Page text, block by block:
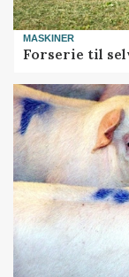
MASKINER
Forserie til